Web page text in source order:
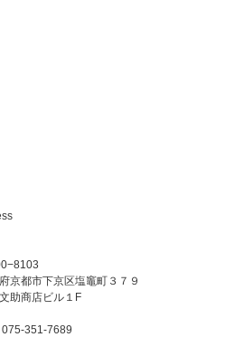
京都市下京区塩竈町３７９
助商店ビル１F
075-351-7689